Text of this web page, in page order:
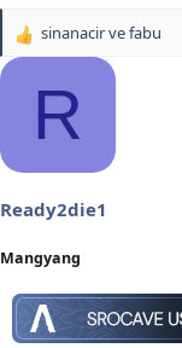
T
e
e
:
sinanacirvefabu
R
Ready2die1
Mangyang